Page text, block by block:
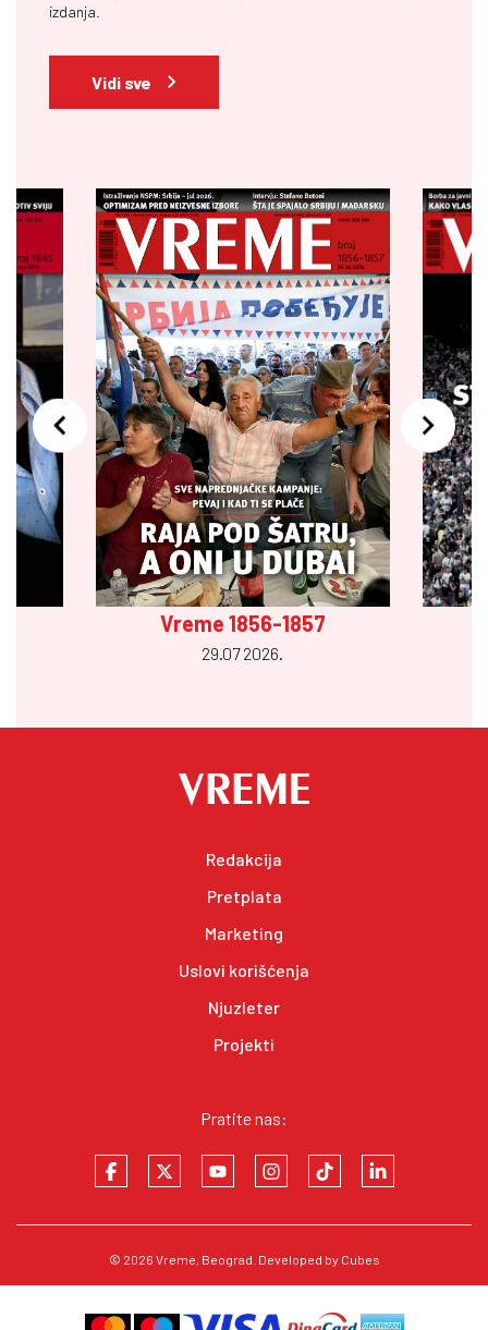
izdanja.
Vidi sve
Vreme 1856-1857
29.07 2026.
Redakcija
Pretplata
Marketing
Uslovi korišćenja
Njuzleter
Projekti
Pratite nas:
© 2026 Vreme, Beograd. Developed by Cubes